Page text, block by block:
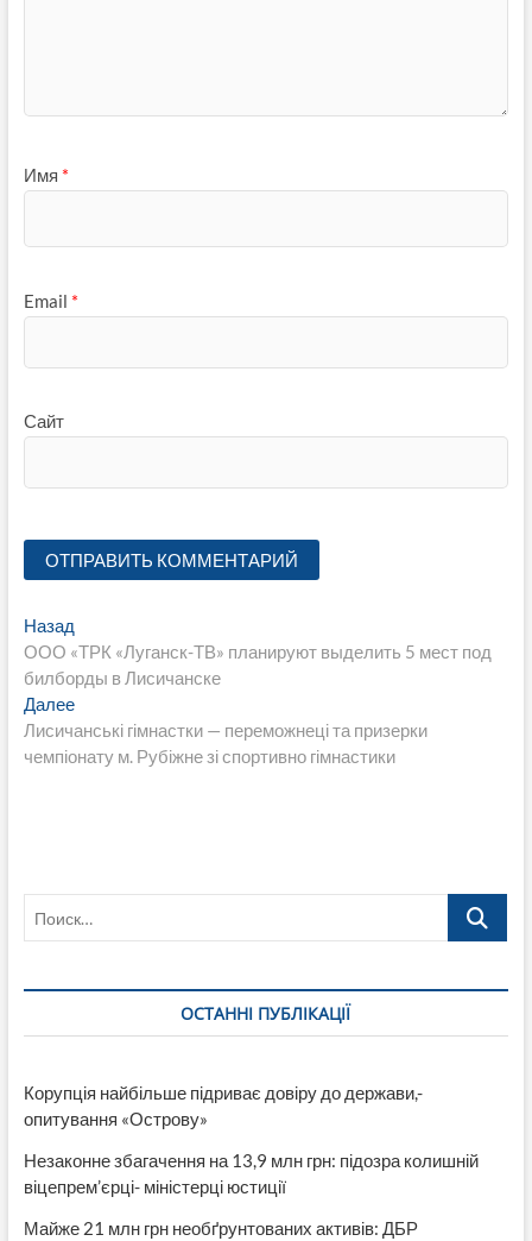
Имя *
Email *
Сайт
Навигация
по
записям
НазадПредыдущая
запись:
ООО «ТРК «Луганск-ТВ» планируют выделить 5 мест под
билборды в Лисичанске
ДалееСледующая
запись:
Лисичанські гімнастки — переможнеці та призерки
чемпіонату м. Рубіжне зі спортивно гімнастики
Поиск…
ОСТАННІ ПУБЛІКАЦІЇ
Корупція найбільше підриває довіру до держави,-
опитування «Острову»
Незаконне збагачення на 13,9 млн грн: підозра колишній
віцепрем’єрці- міністерці юстиції
Майже 21 млн грн необґрунтованих активів: ДБР